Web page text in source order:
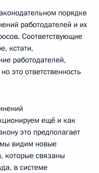
порядке
работодателей и их
Соответствующие
кстати,
работодателей,
это ответственность
ещё и как
это предполагает
мы видим новые
которые связаны
в системе